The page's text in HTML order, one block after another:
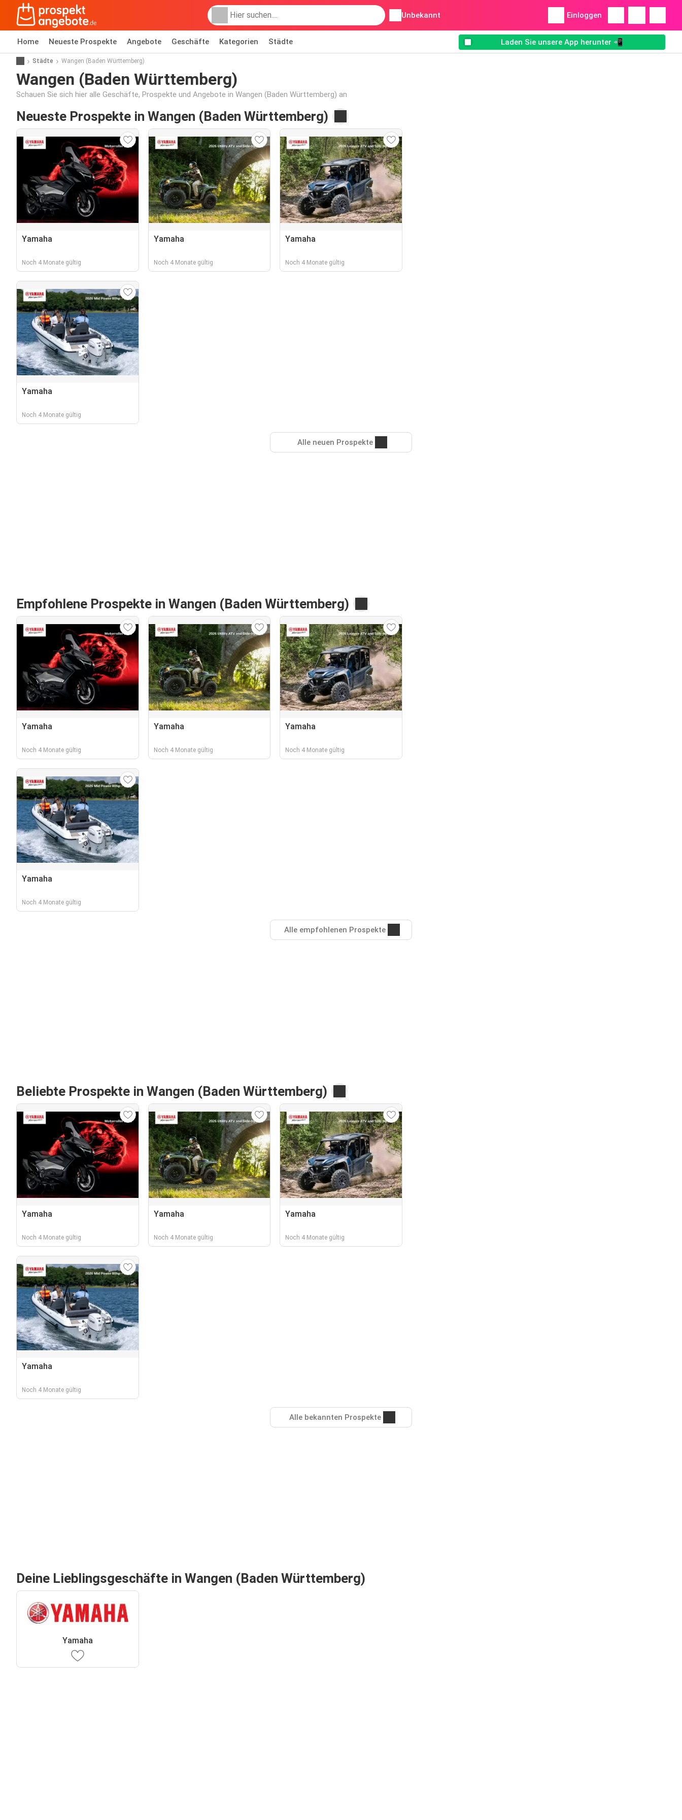
Unbekannt Einloggen
Home Neueste Prospekte Angebote Geschäfte Kategorien Städte Laden Sie unsere App herunter 📲
Städte Wangen (Baden Württemberg)
Wangen (Baden Württemberg)
Schauen Sie sich hier alle Geschäfte, Prospekte und Angebote in Wangen (Baden Württemberg) an
Neueste Prospekte in Wangen (Baden Württemberg)
Yamaha
Noch 4 Monate gültig
Yamaha
Noch 4 Monate gültig
Yamaha
Noch 4 Monate gültig
Yamaha
Noch 4 Monate gültig
Alle neuen Prospekte
Empfohlene Prospekte in Wangen (Baden Württemberg)
Yamaha
Noch 4 Monate gültig
Yamaha
Noch 4 Monate gültig
Yamaha
Noch 4 Monate gültig
Yamaha
Noch 4 Monate gültig
Alle empfohlenen Prospekte
Beliebte Prospekte in Wangen (Baden Württemberg)
Yamaha
Noch 4 Monate gültig
Yamaha
Noch 4 Monate gültig
Yamaha
Noch 4 Monate gültig
Yamaha
Noch 4 Monate gültig
Alle bekannten Prospekte
Deine Lieblingsgeschäfte in Wangen (Baden Württemberg)
Yamaha